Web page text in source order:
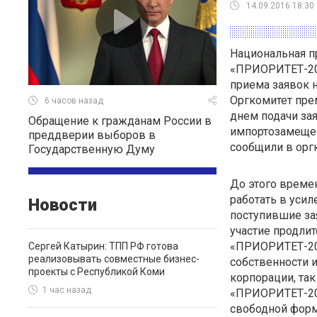
6 часов назад
Обращение к гражданам России в
преддверии выборов в
Государственную Думу
Новости
Сергей Катырин: ТПП РФ готова
реализовывать совместные бизнес-
проекты с Республикой Коми
1 час назад
14.09.2016 18:30
Национальная
«ПРИОРИТЕТ-
приема заявок
Оргкомитет
днем подачи
сообщили в
До этого
работать в
поступившие
участие
«ПРИОРИТЕТ-
собственности
корпорации,
«ПРИОРИТЕТ-
свободной